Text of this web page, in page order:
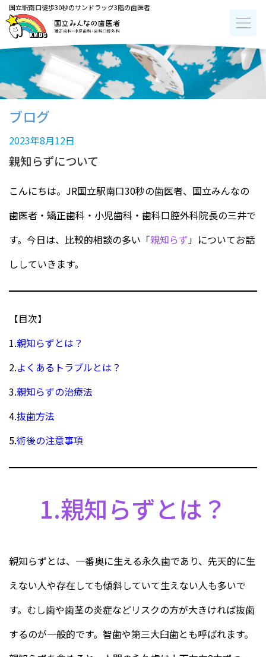
国立駅南口徒歩30秒のサンドラッグ3階の歯医者
ブログ
2023年8月12日
親知らずについて
こんにちは。JR国立駅南口30秒の歯医者、国立みんなの
歯医者・矯正歯科・小児歯科・歯科口腔外科院長の三井で
す。今日は、比較的相談の多い「親知らず」についてお話
ししていきます。
【目次】
1.親知らずとは？
2.よくあるトラブルとは？
3.親知らずの治療法
4.抜歯方法
5.術後の注意事項
1.親知らずとは？
親知らずとは、一番奥に生える永久歯であり、先天的に生
えない人や存在しても傾斜していて生えない人も多いで
す。むし歯や歯茎の炎症などリスクの方が大きければ抜歯
するのが一般的です。智歯や第三大臼歯とも呼ばれます。